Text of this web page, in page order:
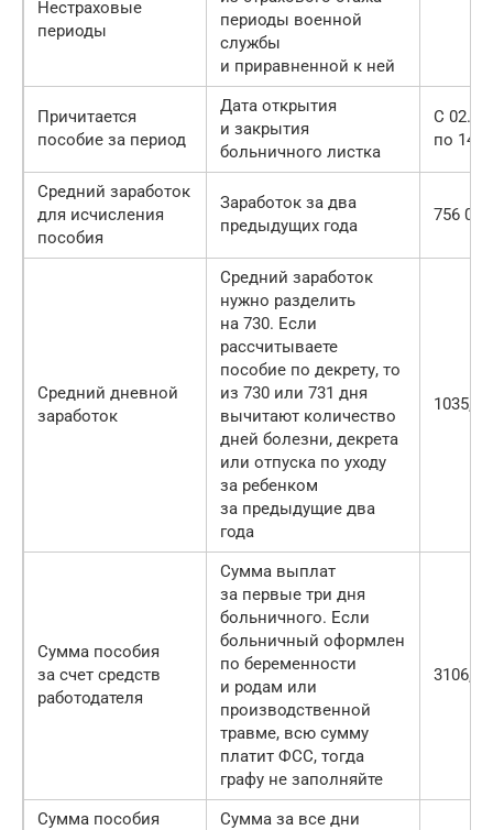
Нестраховые
периоды
периоды военной
службы
и приравненной к ней
Причитается
пособие за период
Дата открытия
и закрытия
больничного листка
С
по
Средний заработок
для исчисления
пособия
Заработок за два
предыдущих года
756
Средний дневной
заработок
Средний заработок
нужно разделить
на 730. Если
рассчитываете
пособие по декрету, то
из 730 или 731 дня
вычитают количество
дней болезни, декрета
или отпуска по уходу
за ребенком
за предыдущие два
года
1035,6
Сумма пособия
за счет средств
работодателя
Сумма выплат
за первые три дня
больничного. Если
больничный оформлен
по беременности
и родам или
производственной
травме, всю сумму
платит ФСС, тогда
графу не заполняйте
3106,8
Сумма пособия
Сумма за все дни